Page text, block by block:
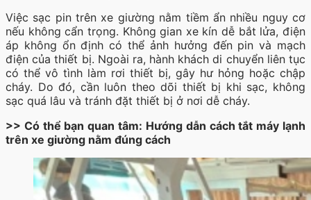
Việc sạc pin trên xe giường nằm tiềm ẩn nhiều nguy cơ
nếu không cẩn trọng. Không gian xe kín dễ bắt lửa, điện
áp không ổn định có thể ảnh hưởng đến pin và mạch
điện của thiết bị. Ngoài ra, hành khách di chuyển liên tục
có thể vô tình làm rơi thiết bị, gây hư hỏng hoặc chập
cháy. Do đó, cần luôn theo dõi thiết bị khi sạc, không
sạc quá lâu và tránh đặt thiết bị ở nơi dễ cháy.
>> Có thể bạn quan tâm: Hướng dẫn cách tắt máy lạnh
trên xe giường nằm đúng cách